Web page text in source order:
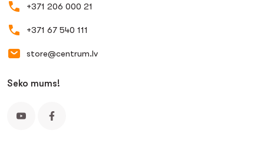
+371 206 000 21
+371 67 540 111
store@centrum.lv
Seko mums!